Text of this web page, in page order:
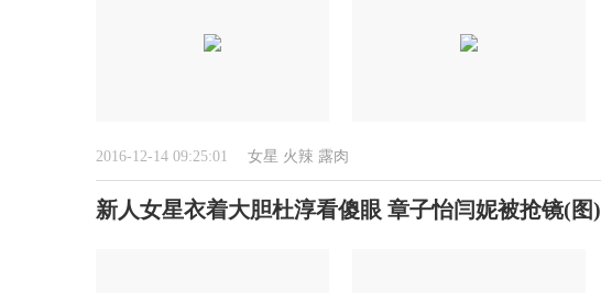
2016-12-14 09:25:01 女星 火辣 露肉
新人女星衣着大胆杜淳看傻眼 章子怡闫妮被抢镜(图)